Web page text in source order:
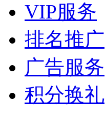
VIP服务
排名推广
广告服务
积分换礼